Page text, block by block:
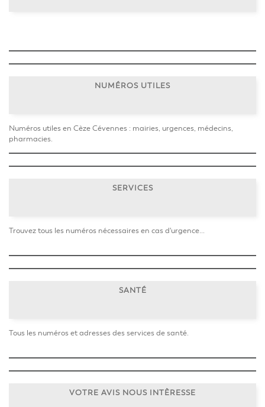
NUMÉROS UTILES
Numéros utiles en Cèze Cévennes : mairies, urgences, médecins,
pharmacies.
SERVICES
Trouvez tous les numéros nécessaires en cas d'urgence...
SANTÉ
Tous les numéros et adresses des services de santé.
VOTRE AVIS NOUS INTÈRESSE